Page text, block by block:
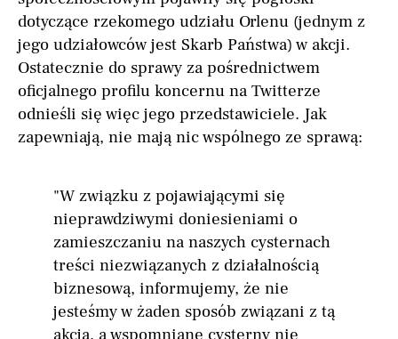
dotyczące rzekomego udziału Orlenu (jednym z
jego udziałowców jest Skarb Państwa) w akcji.
Ostatecznie do sprawy za pośrednictwem
oficjalnego profilu koncernu na Twitterze
odnieśli się więc jego przedstawiciele. Jak
zapewniają, nie mają nic wspólnego ze sprawą:
"W związku z pojawiającymi się
nieprawdziwymi doniesieniami o
zamieszczaniu na naszych cysternach
treści niezwiązanych z działalnością
biznesową, informujemy, że nie
jesteśmy w żaden sposób związani z tą